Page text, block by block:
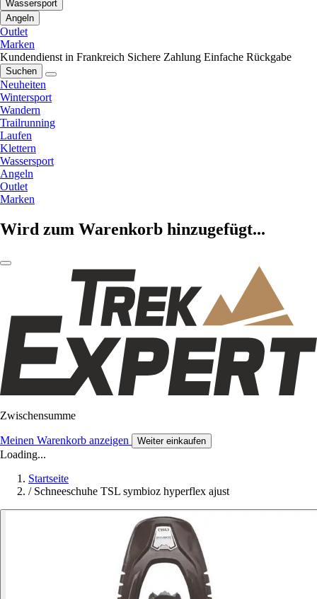
Wassersport
Angeln
Outlet
Marken
Kundendienst in Frankreich Sichere Zahlung Einfache Rückgabe
Suchen
Neuheiten
Wintersport
Wandern
Trailrunning
Laufen
Klettern
Wassersport
Angeln
Outlet
Marken
Wird zum Warenkorb hinzugefügt...
Zwischensumme
Meinen Warenkorb anzeigen Weiter einkaufen
Loading...
Startseite
/ Schneeschuhe TSL symbioz hyperflex ajust